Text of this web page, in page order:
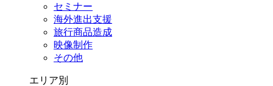
セミナー
海外進出支援
旅行商品造成
映像制作
その他
エリア別